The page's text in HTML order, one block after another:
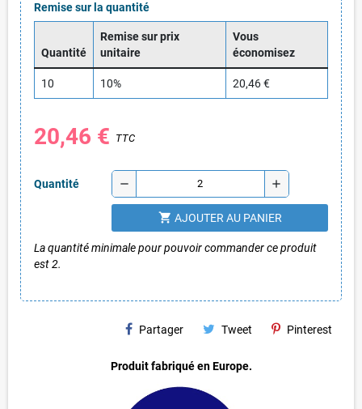
Remise sur la quantité
Quantité
Remise sur prix
unitaire
Vous
économisez
10 10% 20,46 €
20,46 € TTC
Quantité remove add
shopping_cart AJOUTER AU PANIER
La quantité minimale pour pouvoir commander ce produit
est 2.
Partager Tweet Pinterest
Produit fabriqué en Europe.